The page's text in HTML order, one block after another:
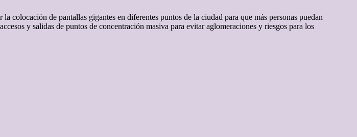
de pantallas gigantes en diferentes puntos de la ciudad para que más personas puedan
y salidas de puntos de concentración masiva para evitar aglomeraciones y riesgos para los